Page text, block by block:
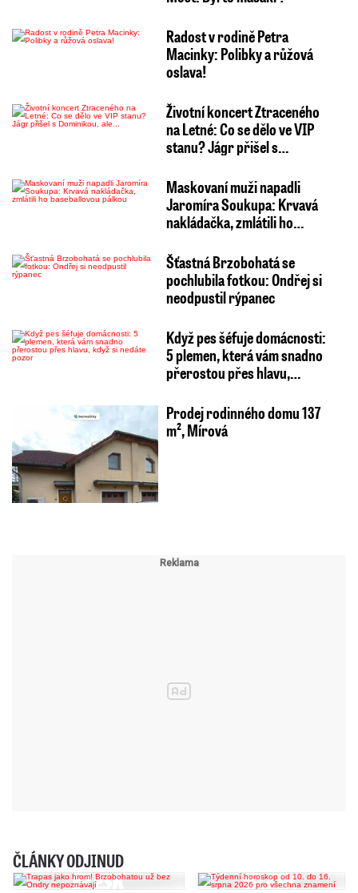
Radost v rodině Petra
Macinky: Polibky a růžová
oslava!
Životní koncert Ztraceného
na Letné: Co se dělo ve VIP
stanu? Jágr přišel s…
Maskovaní muži napadli
Jaromíra Soukupa: Krvavá
nakládačka, zmlátili ho…
Šťastná Brzobohatá se
pochlubila fotkou: Ondřej si
neodpustil rýpanec
Když pes šéfuje domácnosti:
5 plemen, která vám snadno
přerostou přes hlavu,…
Prodej rodinného domu 137
m², Mírová
ČLÁNKY ODJINUD